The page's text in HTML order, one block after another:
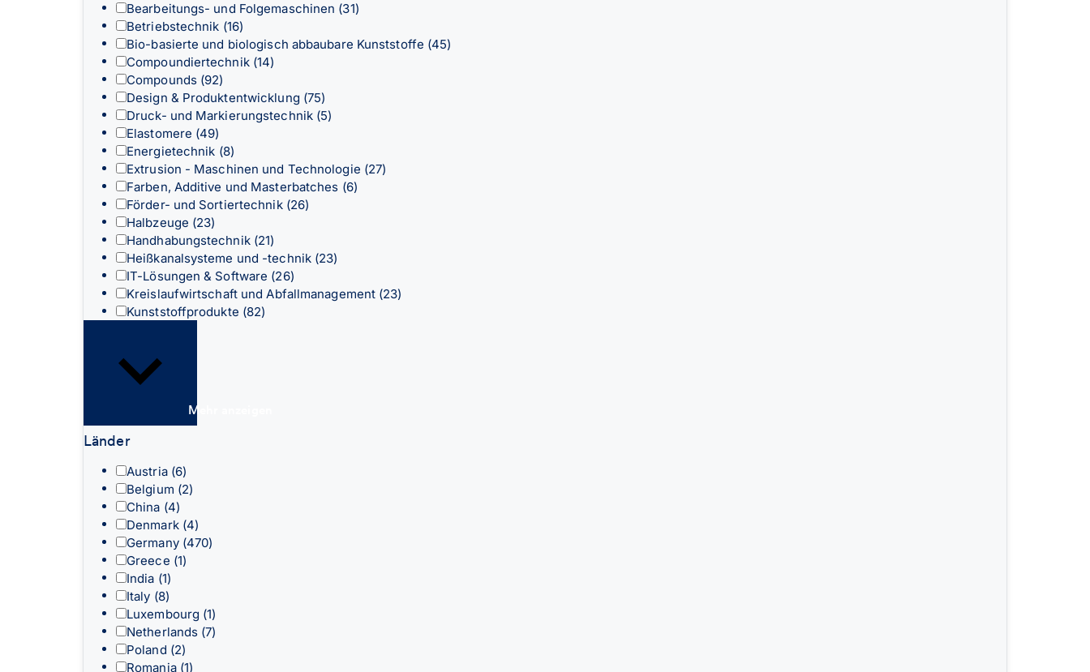
Bearbeitungs- und Folgemaschinen (31)
Betriebstechnik (16)
Bio-basierte und biologisch abbaubare Kunststoffe (45)
Compoundiertechnik (14)
Compounds (92)
Design & Produktentwicklung (75)
Druck- und Markierungstechnik (5)
Elastomere (49)
Energietechnik (8)
Extrusion - Maschinen und Technologie (27)
Farben, Additive und Masterbatches (6)
Förder- und Sortiertechnik (26)
Halbzeuge (23)
Handhabungstechnik (21)
Heißkanalsysteme und -technik (23)
IT-Lösungen & Software (26)
Kreislaufwirtschaft und Abfallmanagement (23)
Kunststoffprodukte (82)
Mehr anzeigen
Länder
Austria (6)
Belgium (2)
China (4)
Denmark (4)
Germany (470)
Greece (1)
India (1)
Italy (8)
Luxembourg (1)
Netherlands (7)
Poland (2)
Romania (1)